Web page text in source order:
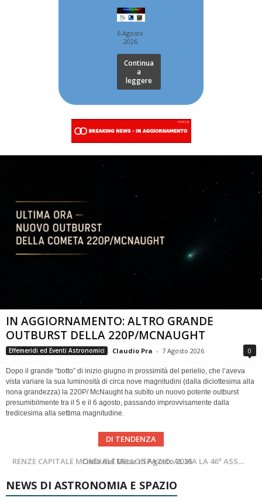
6 Agosto
2026
Continua
a
leggere
IN AGGIORNAMENTO: ALTRO GRANDE
OUTBURST DELLA 220P/MCNAUGHT
Effemeridi ed Eventi Astronomici Claudio Pra - 7 Agosto 2026 0
Dopo il grande “botto” di inizio giugno in prossimità del perielio, che l’aveva
vista variare la sua luminosità di circa nove magnitudini (dalla diciottesima alla
nona grandezza) la 220P/ McNaught ha subìto un nuovo potente outburst
presumibilmente tra il 5 e il 6 agosto, passando improvvisamente dalla
tredicesima alla settima magnitudine.
DI TENDENZA
Cielo del Mese di Agosto 2026
SUPERNOVAE aggiornamenti del mese – Agosto 2026
NEWS DI ASTRONOMIA E SPAZIO